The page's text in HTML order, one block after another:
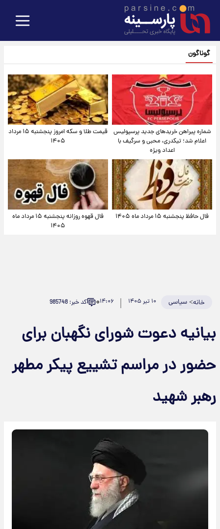
گوناگون
شماره پیراهن خریدهای جدید پرسپولیس
اعلام شد؛ تیکدری، محبی و سرگیف با
اعداد ویژه
قیمت طلا و سکه امروز پنجشنبه ۱۵ مرداد
۱۴۰۵
فال حافظ پنجشنبه ۱۵ مرداد ماه ۱۴۰۵
فال قهوه روزانه پنجشنبه ۱۵ مرداد ماه
۱۴۰۵
خانه>سیاسی ۱۰ تیر ۱۴۰۵ ۱۴:۰۶۰ کد خبر: 985748
بیانیه دعوت شورای نگهبان برای
حضور در مراسم تشییع پیکر مطهر
رهبر شهید